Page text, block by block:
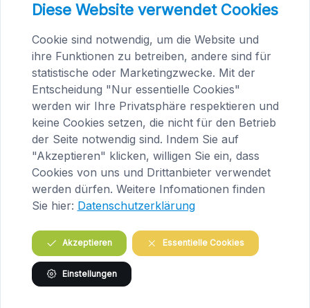
Praxis Maria Saal (Kärnten)
Brandlhof
Höfern 1
A-9063 Maria Saal
Österreich
04223 / 200 23
Routenplanung
Praxis Klosterneuburg (Niederösterreich)
Wiener Straße 146
Diese Website verwendet Cookies
Cookie sind notwendig, um die Website und
ihre Funktionen zu betreiben, andere sind für
statistische oder Marketingzwecke. Mit der
Entscheidung "Nur essentielle Cookies"
werden wir Ihre Privatsphäre respektieren und
keine Cookies setzen, die nicht für den Betrieb
der Seite notwendig sind. Indem Sie auf
"Akzeptieren" klicken, willigen Sie ein, dass
Cookies von uns und Drittanbieter verwendet
werden dürfen. Weitere Infomationen finden
Sie hier: Datenschutzerklärung
Akzeptieren Essentielle Cookies
Einstellungen